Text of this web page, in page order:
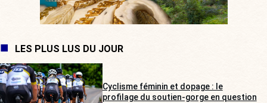
LES PLUS LUS DU JOUR
Cyclisme féminin et dopage : le
profilage du soutien-gorge en question